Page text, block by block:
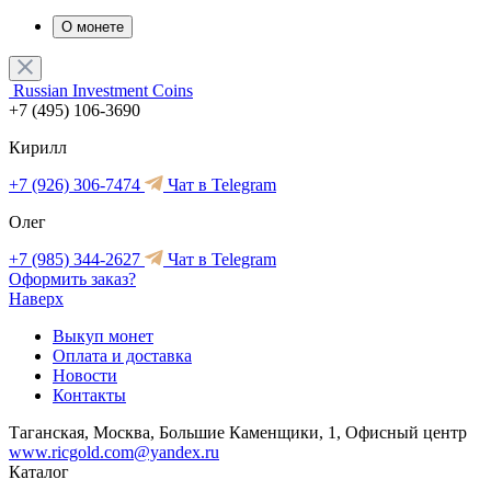
О монете
Russian Investment Coins
+7 (495) 106-3690
Кирилл
+7 (926) 306-7474
Чат в Telegram
Олег
+7 (985) 344-2627
Чат в Telegram
Оформить заказ?
Наверх
Выкуп монет
Оплата и доставка
Новости
Контакты
Таганская, Москва, Большие Каменщики, 1, Офисный центр
www.ricgold.com@yandex.ru
Каталог